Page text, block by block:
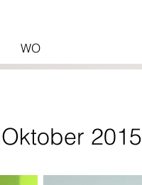
WO
Oktober 2015